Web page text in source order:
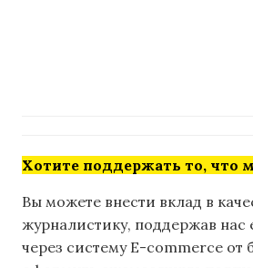
Хотите поддержать то, что
Вы можете внести вклад в
журналистику, поддержав нас
через систему E-commerce от